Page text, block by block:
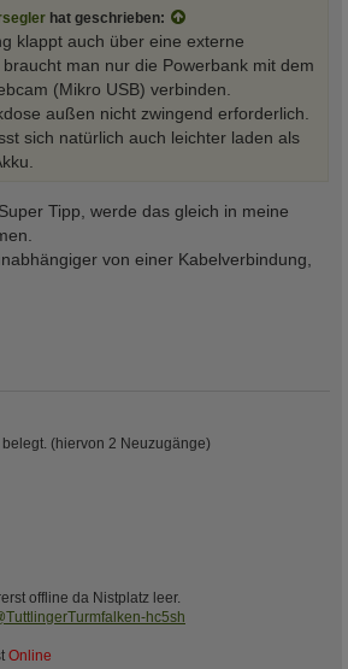
hat geschrieben:
klappt auch über eine externe
man nur die Powerbank mit dem
(Mikro USB) verbinden.
außen nicht zwingend erforderlich.
sich natürlich auch leichter laden als
Tipp, werde das gleich in meine
von einer Kabelverbindung,
(hiervon 2 Neuzugänge)
offline da Nistplatz leer.
hc5sh
Online